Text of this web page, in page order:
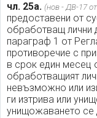
чл. 25а. (нов - ДВ-17
предоставени от
обработващ лични
параграф 1 от
противоречие с
в срок един месец
обработващият
невъзможно или
ги изтрива или
унищожаването се